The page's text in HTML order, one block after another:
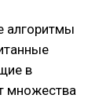
алгоритмы
в
множества